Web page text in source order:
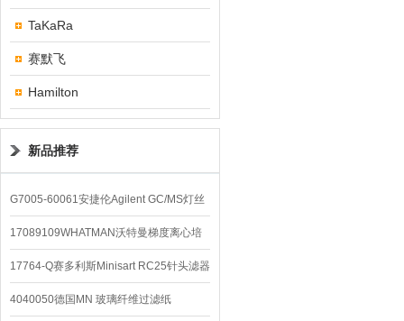
TaKaRa
赛默飞
Hamilton
新品推荐
G7005-60061安捷伦Agilent GC/MS灯丝
配件
17089109WHATMAN沃特曼梯度离心培
养基
17764-Q赛多利斯Minisart RC25针头滤器
4040050德国MN 玻璃纤维过滤纸